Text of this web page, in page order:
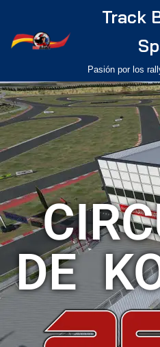
Saltar
Track
Pasión por los
DE